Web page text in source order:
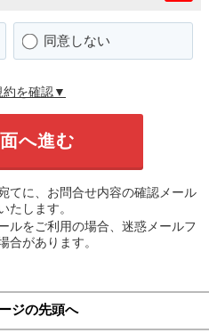
同意しない
約を確認▼
てに、お問合せ内容の確認メール
たします。
ルをご利用の場合、迷惑メールフ
合があります。
ジの先頭へ